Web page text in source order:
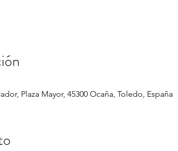
Plaza Mayor, 45300 Ocaña, Toledo, España